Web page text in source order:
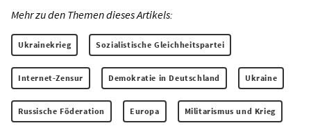
Mehr zu den Themen dieses Artikels:
Ukrainekrieg Sozialistische Gleichheitspartei
Internet-Zensur Demokratie in Deutschland Ukraine
Russische Föderation Europa Militarismus und Krieg